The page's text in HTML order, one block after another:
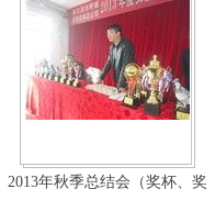
2013年秋季总结会（奖杯、奖